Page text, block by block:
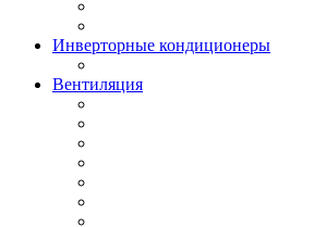
Инверторные кондиционеры
Вентиляция